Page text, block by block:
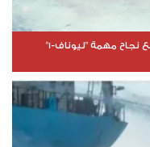
نجاح مهمة "ليوناف-1"